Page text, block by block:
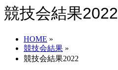
競技会結果2022
HOME »
競技会結果 »
競技会結果2022